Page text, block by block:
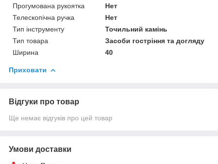
Прогумована рукоятка
Нет
Телескопічна ручка
Нет
Тип інструменту
Точильний камінь
Тип товара
Засоби гостріння та догляду
Ширина
40
Приховати
Відгуки про товар
Ще немає відгуків про цей товар
Умови доставки